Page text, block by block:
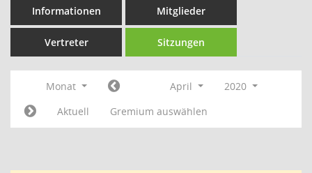
Informationen Mitglieder
Vertreter Sitzungen
Monat April
2020
Aktuell
Gremium auswählen